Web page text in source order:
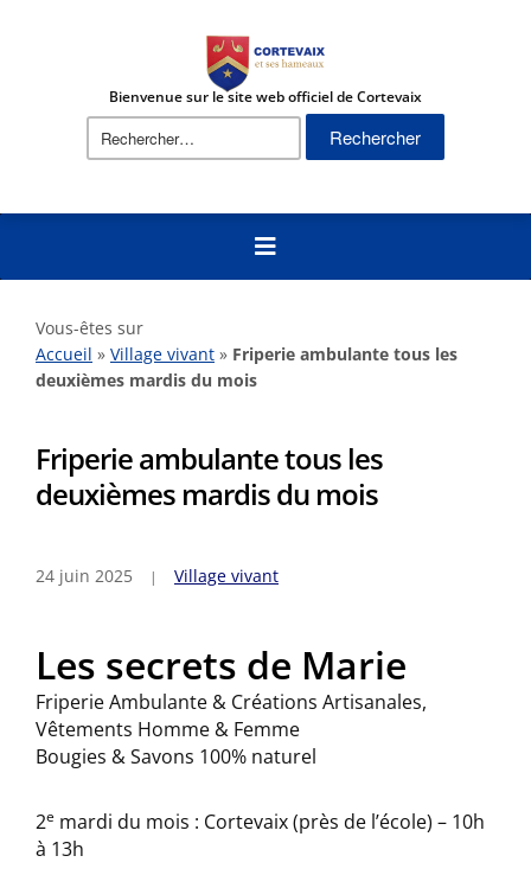
Bienvenue sur le site web officiel de Cortevaix
Rechercher :
Vous-êtes sur
Accueil » Village vivant » Friperie ambulante tous les
deuxièmes mardis du mois
Friperie ambulante tous les
deuxièmes mardis du mois
24 juin 2025 Village vivant
Les secrets de Marie
Friperie Ambulante & Créations Artisanales,
Vêtements Homme & Femme
Bougies & Savons 100% naturel
2e mardi du mois : Cortevaix (près de l’école) – 10h
à 13h